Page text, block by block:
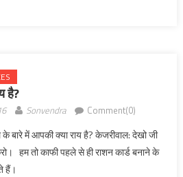
है?
Sonvendra Comment(0)
बारे में आपकी क्या राय है? केजरीवाल: देखो जी
हम तो काफी पहले से ही राशन कार्ड बनाने के
हैं।